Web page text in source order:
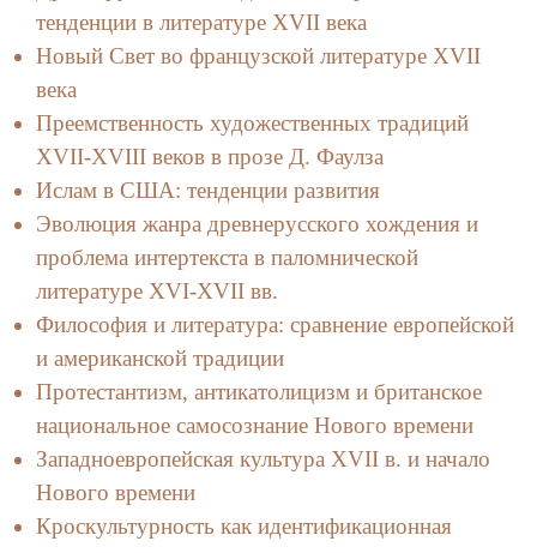
тенденции в литературе XVII века
Новый Свет во французской литературе XVII
века
Преемственность художественных традиций
XVII-XVIII веков в прозе Д. Фаулза
Ислам в США: тенденции развития
Эволюция жанра древнерусского хождения и
проблема интертекста в паломнической
литературе XVI-XVII вв.
Философия и литература: сравнение европейской
и американской традиции
Протестантизм, антикатолицизм и британское
национальное самосознание Нового времени
Западноевропейская культура XVII в. и начало
Нового времени
Кроскультурность как идентификационная